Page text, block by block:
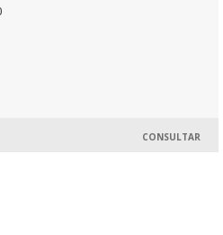
CONSULTAR